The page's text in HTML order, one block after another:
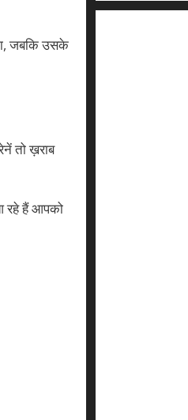
जबकि उसके
तो ख़राब
रहे हैं आपको